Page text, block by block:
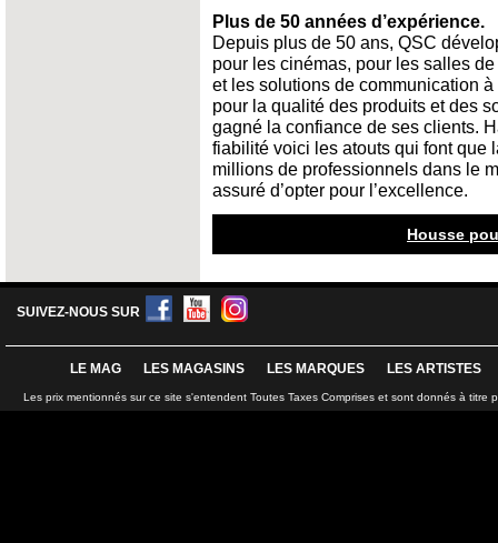
Plus de 50 années d’expérience.
Depuis plus de 50 ans, QSC
pour les cinémas, pour les salles
et les solutions de communication
pour la qualité des produits et des
gagné la confiance de ses clients.
fiabilité voici les atouts qui font que
millions de professionnels dans le
assuré d’opter pour l’excellence.
Housse
SUIVEZ-NOUS SUR
LE MAG LES MAGASINS LES MARQUES LES ARTISTES
Les prix mentionnés sur ce site s'entendent Toutes Taxes Comprises et sont donnés à